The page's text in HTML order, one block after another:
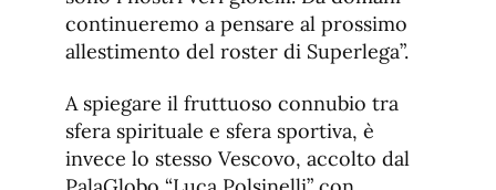
continueremo a pensare al prossimo
allestimento del roster di Superlega”.
A spiegare il fruttuoso connubio tra
sfera spirituale e sfera sportiva, è
invece lo stesso Vescovo, accolto dal